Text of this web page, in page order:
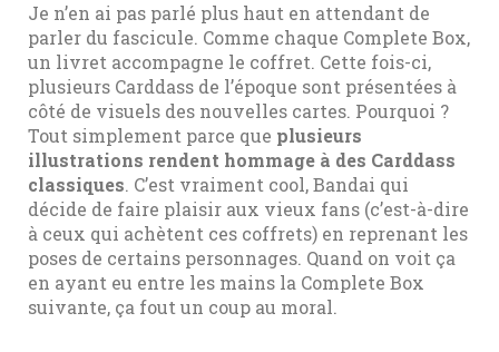
Je n’en ai pas parlé plus haut en attendant de
parler du fascicule. Comme chaque Complete Box,
un livret accompagne le coffret. Cette fois-ci,
plusieurs Carddass de l’époque sont présentées à
côté de visuels des nouvelles cartes. Pourquoi ?
Tout simplement parce que plusieurs
illustrations rendent hommage à des Carddass
classiques. C’est vraiment cool, Bandai qui
décide de faire plaisir aux vieux fans (c’est-à-dire
à ceux qui achètent ces coffrets) en reprenant les
poses de certains personnages. Quand on voit ça
en ayant eu entre les mains la Complete Box
suivante, ça fout un coup au moral.